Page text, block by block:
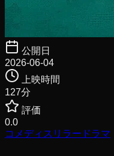
公開日
2026-06-04
上映時間
127分
評価
0.0
コメディ スリラー ドラマ